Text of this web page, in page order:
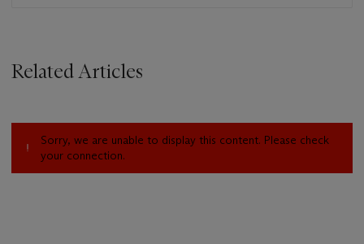
Related Articles
Sorry, we are unable to display this content. Please check
your connection.